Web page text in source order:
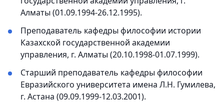
Алматы (01.09.1994-26.12.1995).
Преподаватель кафедры философии истории
Казахской государственной академии
управления, г. Алматы (20.10.1998-01.07.1999).
Старший преподаватель кафедры философии
Евразийского университета имена Л.Н. Гумилева,
г. Астана (09.09.1999-12.03.2001).